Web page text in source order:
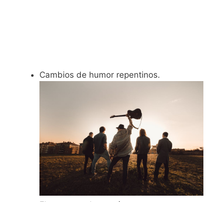
Cambios de humor repentinos.